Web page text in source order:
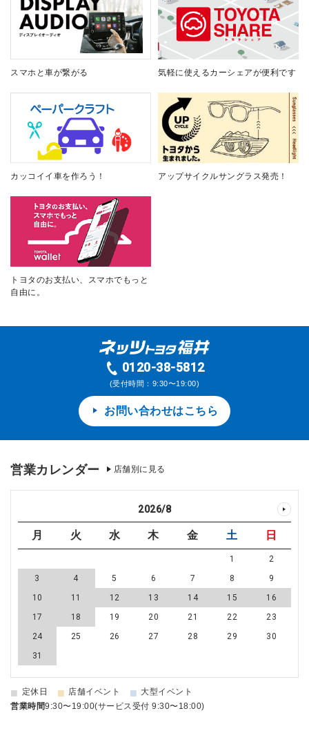
スマホと車が繋がる 気軽に使えるカーシェアが便利です
カッコイイ車を作ろう！ アップサイクルサングラス発売！
トヨタのお支払い、スマホでもっと
自由に。
0120-38-5812
(受付時間：9:30〜19:00)
お問い合わせはこちら
営業カレンダー 店舗別に見る
2026/8
月 火 水 木 金 土 日
1
2
3
4 5 6 7 8
9
10
11 12 13 14 15
16
17
18 19 20 21 22
23
24
25 26 27 28 29
30
31
■ 定休日 ■ 店舗イベント ■ 大型イベント
営業時間9:30〜19:00(サービス受付 9:30〜18:00)